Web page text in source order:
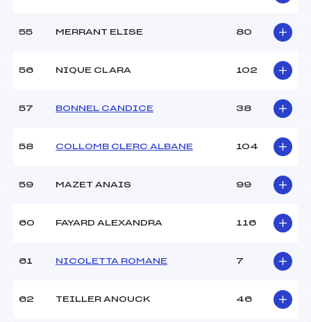
55 MERRANT ELISE 80
56 NIQUE CLARA 102
57 BONNEL CANDICE 38
58 COLLOMB CLERC ALBANE 104
59 MAZET ANAIS 99
60 FAYARD ALEXANDRA 116
61 NICOLETTA ROMANE 7
62 TEILLER ANOUCK 46